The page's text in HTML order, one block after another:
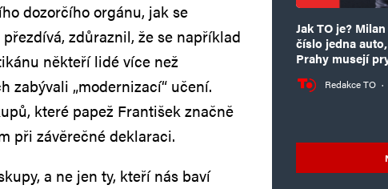
dozorčího orgánu, jak se
zdůraznil, že se například
někteří lidé více než
zabývali „modernizací“ učení.
které papež František značně
při závěrečné deklaraci.
a ne jen ty, kteří nás baví
Jak TO je?
číslo jedna
Prahy musejí
Redakce TO ·